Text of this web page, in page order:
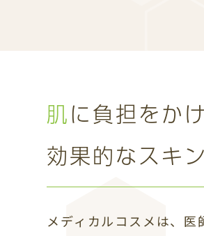
肌に負担をか
効果的なスキ
メディカルコスメは、